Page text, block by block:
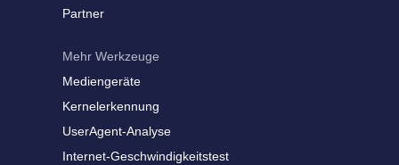
Partner
Mehr Werkzeuge
Mediengeräte
Kernelerkennung
UserAgent-Analyse
Internet-Geschwindigkeitstest